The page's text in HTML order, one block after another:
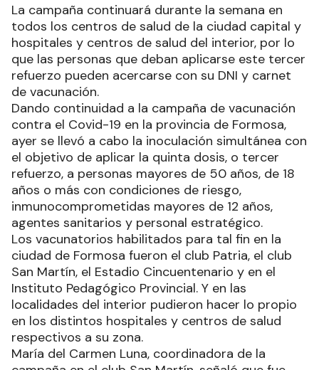
La campaña continuará durante la semana en
todos los centros de salud de la ciudad capital y
hospitales y centros de salud del interior, por lo
que las personas que deban aplicarse este tercer
refuerzo pueden acercarse con su DNI y carnet
de vacunación.
Dando continuidad a la campaña de vacunación
contra el Covid-19 en la provincia de Formosa,
ayer se llevó a cabo la inoculación simultánea con
el objetivo de aplicar la quinta dosis, o tercer
refuerzo, a personas mayores de 50 años, de 18
años o más con condiciones de riesgo,
inmunocomprometidas mayores de 12 años,
agentes sanitarios y personal estratégico.
Los vacunatorios habilitados para tal fin en la
ciudad de Formosa fueron el club Patria, el club
San Martín, el Estadio Cincuentenario y en el
Instituto Pedagógico Provincial. Y en las
localidades del interior pudieron hacer lo propio
en los distintos hospitales y centros de salud
respectivos a su zona.
María del Carmen Luna, coordinadora de la